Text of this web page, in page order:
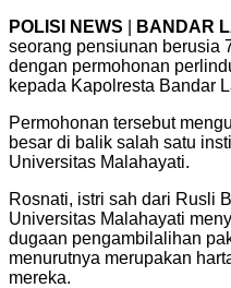
POLISI NEWS BANDAR
seorang pensiunan berusia
dengan permohonan
kepada Kapolresta Bandar
Permohonan tersebut
besar di balik salah satu
Universitas Malahayati.
Rosnati, istri sah dari Rusli
Universitas Malahayati
dugaan pengambilalihan
menurutnya merupakan
mereka.